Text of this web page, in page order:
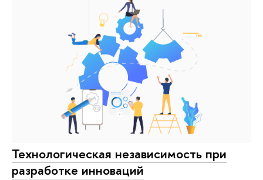
Технологическая независимость при
разработке инноваций